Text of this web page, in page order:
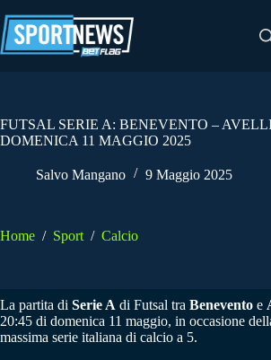
al
contenuto
FUTSAL SERIE A: BENEVENTO –
DOMENICA 11 MAGGIO 2025
Salvo Mangano 9 Maggio 2025
Home / Sport / Calcio
La partita di Serie A di Futsal tra Benevento e
20:45 di domenica 11 maggio, in occasione
massima serie italiana di calcio a 5.